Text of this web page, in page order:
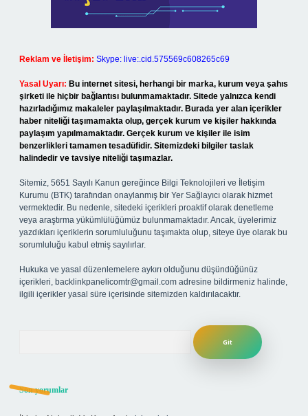
Reklam ve İletişim: Skype: live:.cid.575569c608265c69
Yasal Uyarı: Bu internet sitesi, herhangi bir marka, kurum veya şahıs
şirketi ile hiçbir bağlantısı bulunmamaktadır. Sitede yalnızca kendi
hazırladığımız makaleler paylaşılmaktadır. Burada yer alan içerikler
haber niteliği taşımamakta olup, gerçek kurum ve kişiler hakkında
paylaşım yapılmamaktadır. Gerçek kurum ve kişiler ile isim
benzerlikleri tamamen tesadüfidir. Sitemizdeki bilgiler taslak
halindedir ve tavsiye niteliği taşımazlar.
Sitemiz, 5651 Sayılı Kanun gereğince Bilgi Teknolojileri ve İletişim
Kurumu (BTK) tarafından onaylanmış bir Yer Sağlayıcı olarak hizmet
vermektedir. Bu nedenle, sitedeki içerikleri proaktif olarak denetleme
veya araştırma yükümlülüğümüz bulunmamaktadır. Ancak, üyelerimiz
yazdıkları içeriklerin sorumluluğunu taşımakta olup, siteye üye olarak bu
sorumluluğu kabul etmiş sayılırlar.
Hukuka ve yasal düzenlemelere aykırı olduğunu düşündüğünüz
içerikleri, backlinkpanelicomtr@gmail.com adresine bildirmeniz halinde,
ilgili içerikler yasal süre içerisinde sitemizden kaldırılacaktır.
Son yorumlar